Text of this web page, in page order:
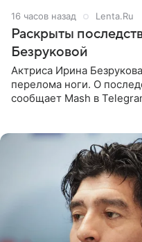
16 часов назад Lenta.Ru
Раскрыты
Безруковой
Актриса Ирина
перелома ноги. О
сообщает Mash в